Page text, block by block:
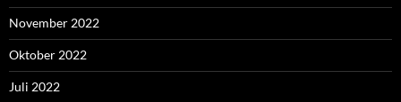
November 2022
Oktober 2022
Juli 2022